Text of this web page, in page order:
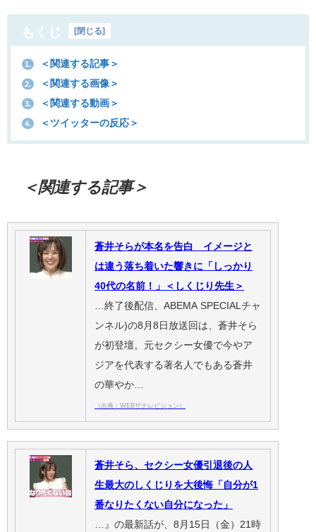
もくじ [閉じる]
1. ＜関連する記事＞
2. ＜関連する画像＞
3. ＜関連する動画＞
4. ＜ツイッターの反応＞
＜関連する記事＞
蒼井そらが本名を告白 イメージと
は違う落ち着いた響きに「しっかり
40代の名前！」＜しくじり先生＞
…終了後配信、ABEMA SPECIALチャ
ンネル)の8月8日放送回は、蒼井そら
が初登壇。元セクシー女優で今やア
ジアを代表する著名人でもある蒼井
の華やか…
（出典：WEBザテレビジョン）
蒼井そら、セクシー女優引退後の人
生最大のしくじりを大後悔「自分が1
番なりたくない自分になった」
…』の最新話が、8月15日（金）21時